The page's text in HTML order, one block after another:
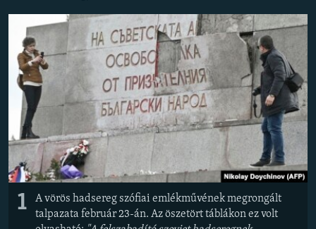
A MÚLT TANULSÁGAI
KÖVESSEN MINKET!
Valamennyi RFE/RL weboldal
1
A vörös hadsereg szófiai emlékművének megrongált
talpazata február 23-án. Az öszetört táblákon ez volt